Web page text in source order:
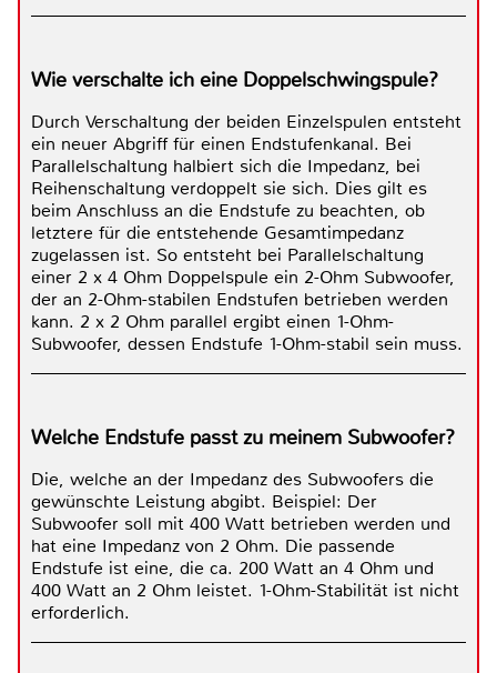
Wie verschalte ich eine Doppelschwingspule?
Durch Verschaltung der beiden Einzelspulen entsteht
ein neuer Abgriff für einen Endstufenkanal. Bei
Parallelschaltung halbiert sich die Impedanz, bei
Reihenschaltung verdoppelt sie sich. Dies gilt es
beim Anschluss an die Endstufe zu beachten, ob
letztere für die entstehende Gesamtimpedanz
zugelassen ist. So entsteht bei Parallelschaltung
einer 2 x 4 Ohm Doppelspule ein 2-Ohm Subwoofer,
der an 2-Ohm-stabilen Endstufen betrieben werden
kann. 2 x 2 Ohm parallel ergibt einen 1-Ohm-
Subwoofer, dessen Endstufe 1-Ohm-stabil sein muss.
Welche Endstufe passt zu meinem Subwoofer?
Die, welche an der Impedanz des Subwoofers die
gewünschte Leistung abgibt. Beispiel: Der
Subwoofer soll mit 400 Watt betrieben werden und
hat eine Impedanz von 2 Ohm. Die passende
Endstufe ist eine, die ca. 200 Watt an 4 Ohm und
400 Watt an 2 Ohm leistet. 1-Ohm-Stabilität ist nicht
erforderlich.